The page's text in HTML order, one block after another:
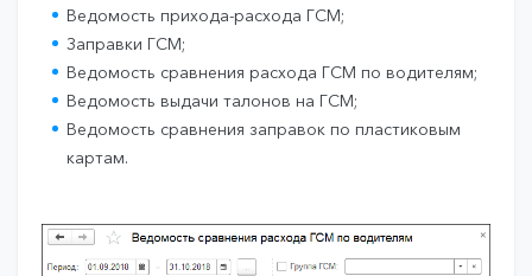
Ведомость прихода-расхода ГСМ;
Заправки ГСМ;
Ведомость сравнения расхода ГСМ по водителям;
Ведомость выдачи талонов на ГСМ;
Ведомость сравнения заправок по пластиковым
картам.